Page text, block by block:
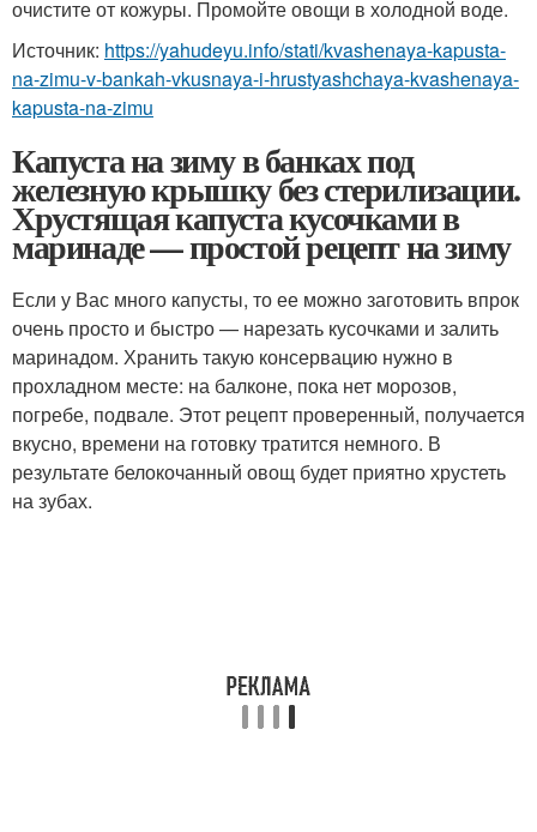
очистите от кожуры. Промойте овощи в холодной воде.
Источник: https://yahudeyu.info/stati/kvashenaya-kapusta-
na-zimu-v-bankah-vkusnaya-i-hrustyashchaya-kvashenaya-
kapusta-na-zimu
Капуста на зиму в банках под
железную крышку без стерилизации.
Хрустящая капуста кусочками в
маринаде — простой рецепт на зиму
Если у Вас много капусты, то ее можно заготовить впрок
очень просто и быстро — нарезать кусочками и залить
маринадом. Хранить такую консервацию нужно в
прохладном месте: на балконе, пока нет морозов,
погребе, подвале. Этот рецепт проверенный, получается
вкусно, времени на готовку тратится немного. В
результате белокочанный овощ будет приятно хрустеть
на зубах.